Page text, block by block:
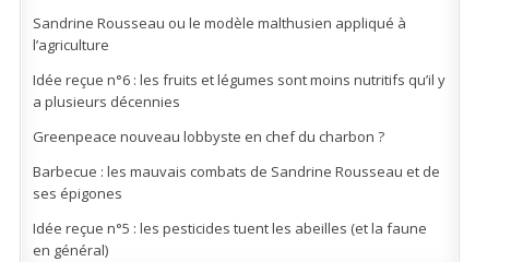
Sandrine Rousseau ou le modèle malthusien appliqué à
l’agriculture
Idée reçue n°6 : les fruits et légumes sont moins nutritifs qu’il y
a plusieurs décennies
Greenpeace nouveau lobbyste en chef du charbon ?
Barbecue : les mauvais combats de Sandrine Rousseau et de
ses épigones
Idée reçue n°5 : les pesticides tuent les abeilles (et la faune
en général)